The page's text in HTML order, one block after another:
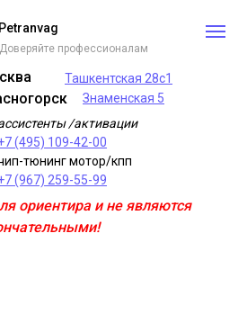
Ташкентская 28с1
Знаменская 5
/активации
(495) 109-42-00
тюнинг мотор/кпп
(967) 259-55-99
Petranvag
Доверяйте профессионалам
ориентира и не являются